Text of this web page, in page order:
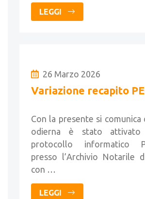
LEGGI
26 Marzo 2026
Variazione recapito
Con la presente si comunica
odierna è stato
protocollo informatico
presso l’Archivio Notarile
con …
LEGGI